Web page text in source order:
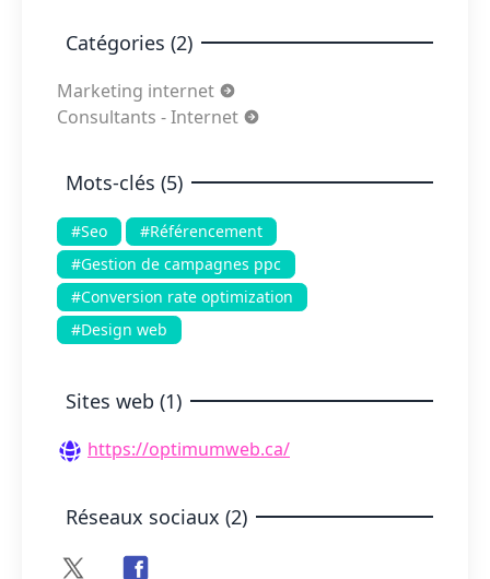
Catégories (2)
Marketing internet
Consultants - Internet
Mots-clés (5)
#Seo
#Référencement
#Gestion de campagnes ppc
#Conversion rate optimization
#Design web
Sites web (1)
https://optimumweb.ca/
Réseaux sociaux (2)